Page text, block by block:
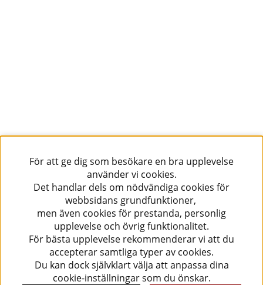
För att ge dig som besökare en bra upplevelse
använder vi cookies.
Det handlar dels om nödvändiga cookies för
webbsidans grundfunktioner,
men även cookies för prestanda, personlig
upplevelse och övrig funktionalitet.
För bästa upplevelse rekommenderar vi att du
accepterar samtliga typer av cookies.
Du kan dock självklart välja att anpassa dina
cookie-inställningar som du önskar.